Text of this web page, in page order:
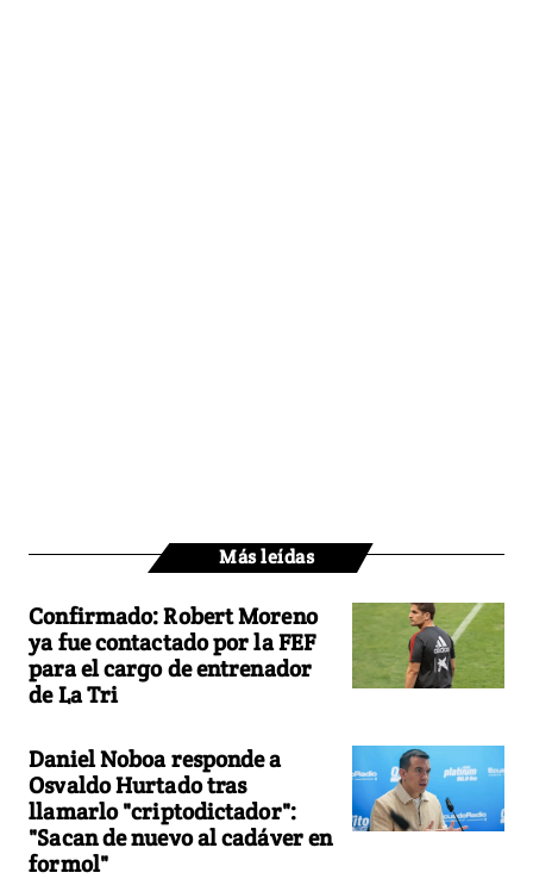
Más leídas
Confirmado: Robert Moreno
ya fue contactado por la FEF
para el cargo de entrenador
de La Tri
Daniel Noboa responde a
Osvaldo Hurtado tras
llamarlo "criptodictador":
"Sacan de nuevo al cadáver en
formol"